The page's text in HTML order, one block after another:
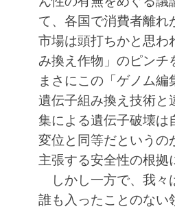
て、各国で消費者離れ
市場は頭打ちかと思わ
み換え作物」のピンチ
まさにこの「ゲノム編
遺伝子組み換え技術と
集による遺伝子破壊は
変位と同等だというの
主張する安全性の根拠
しかし一方で、我々
誰も入ったことのない